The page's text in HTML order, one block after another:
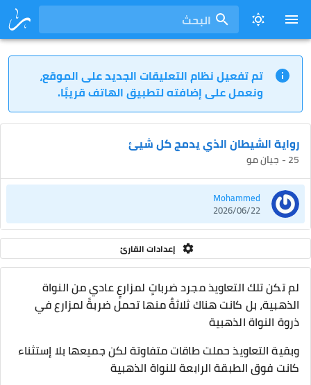
البحث
تم تفعيل نظام التعليقات الجديد على الموقع،
ونعمل على إضافته لتطبيق الهاتف قريبًا.
رواية الشيطان الذي يدمج كل شيئ
25 - جيان مو
Mohammed
2026/06/22
إعدادات القارئ
لم تكن تلك التعاويذ مجرد ضرباتٍ لمزارعٍ عادي من النواة
الذهبية، بل كانت هناك ثلاثةٌ منها تحمل ضربةً لمزارع في
ذروة النواة الذهبية
وبقية التعاويذ حملت طاقات متفاوتة لكن جميعها بلا إستثناء
كانت فوق الطبقة الرابعة للنواة الذهبية